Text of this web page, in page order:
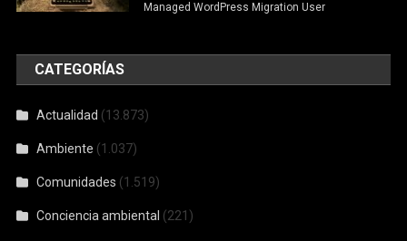
Managed WordPress Migration User
CATEGORÍAS
Actualidad (13.873)
Ambiente (1.037)
Comunidades (1.519)
Conciencia ambiental (221)